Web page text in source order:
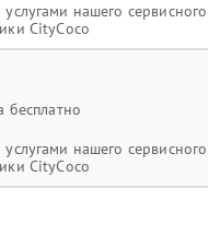
услугами нашего
CityCoco
бесплатно
услугами нашего
CityCoco